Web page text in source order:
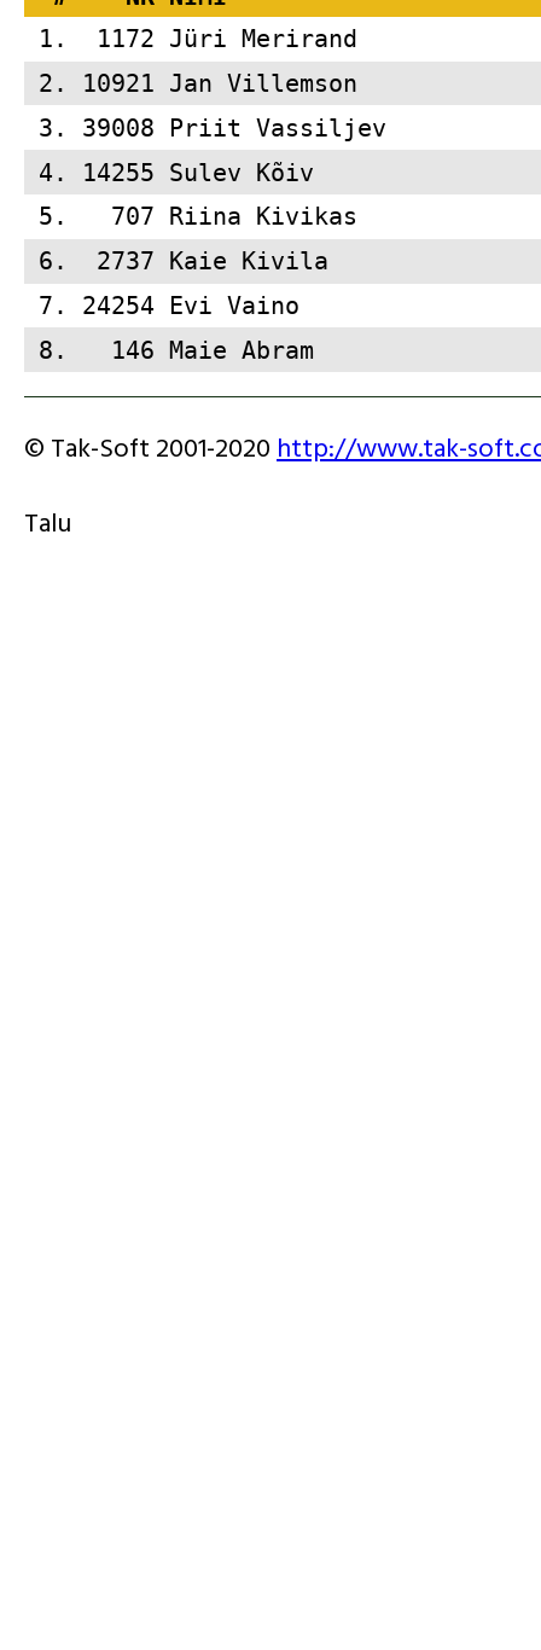
1.  1172 Jüri Merirand
2. 10921 Jan Villemson
3. 39008 Priit Vassiljev
4. 14255 Sulev Kõiv
5.   707
Riina Kivikas
6.  2737 Kaie Kivila
7. 24254 Evi Vaino
8.   146 Maie Abram
© Tak-Soft 2001-2020http://www.tak-
Talu